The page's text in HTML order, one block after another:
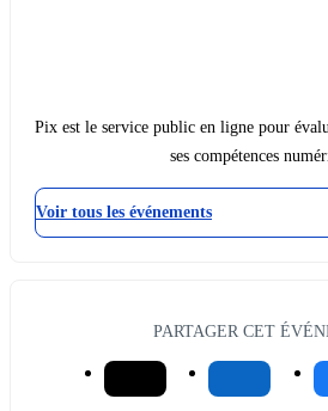
Pix est le service public en ligne pour
ses compétences
Voir tous les événements
PARTAGER CET